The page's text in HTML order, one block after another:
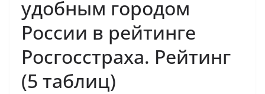
удобным городом
России в рейтинге
Росгосстраха. Рейтинг
(5 таблиц)